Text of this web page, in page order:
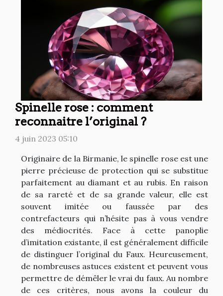
Spinelle rose : comment
reconnaitre l’original ?
4 juin 2023 05:10
Originaire de la Birmanie, le spinelle rose est une
pierre précieuse de protection qui se substitue
parfaitement au diamant et au rubis. En raison
de sa rareté et de sa grande valeur, elle est
souvent imitée ou faussée par des
contrefacteurs qui n’hésite pas à vous vendre
des médiocrités. Face à cette panoplie
d’imitation existante, il est généralement difficile
de distinguer l’original du Faux. Heureusement,
de nombreuses astuces existent et peuvent vous
permettre de démêler le vrai du faux. Au nombre
de ces critères, nous avons la couleur du